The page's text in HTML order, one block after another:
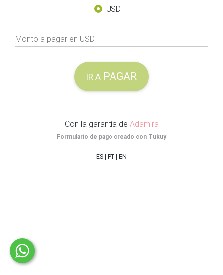
USD
Monto a pagar en USD
IR A PAGAR
Con la garantía de Adamira
Formulario de pago creado con Tukuy
ES | PT | EN